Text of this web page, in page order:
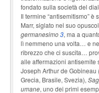
fondato sulla società del
Il termine “antisemitismo”
Marr, siglato nel suo
germanesimo3, ma a
lì nemmeno una volta… e
ribrezzo che ci suscita…
alle affermazioni antisemite
Joseph Arthur de
Grecia, Brasile, Svezia),
umane, uno dei primi